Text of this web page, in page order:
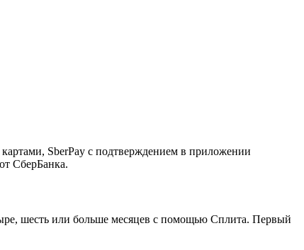
SberPay с подтверждением в приложении
СберБанка.
шесть или больше месяцев с помощью Сплита. Первый